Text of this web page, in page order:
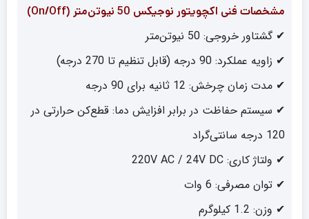
مشخصات فنی اکچویتور نوجیکس 50 نیوتن‌متر (On/Off)
✔ گشتاور خروجی: 50 نیوتن‌متر
✔ زاویه عملکرد: 90 درجه (قابل تنظیم تا 270 درجه)
✔ مدت زمان چرخش: 12 ثانیه برای 90 درجه
✔ سیستم حفاظت در برابر افزایش دما: قطع‌کن حرارتی در
120 درجه سانتی‌گراد
✔ ولتاژ کاری: 220V AC / 24V DC
✔ توان مصرفی: 6 وات
✔ وزن: 1.2 کیلوگرم